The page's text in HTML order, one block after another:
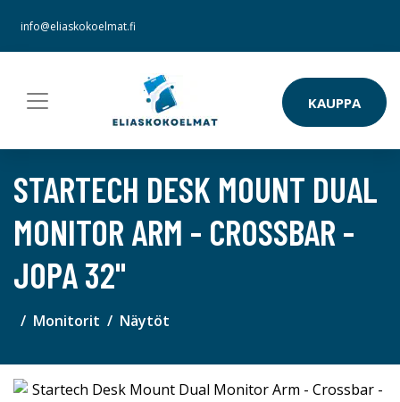
info@eliaskokoelmat.fi
KAUPPA
STARTECH DESK MOUNT DUAL
MONITOR ARM - CROSSBAR -
JOPA 32"
Monitorit Näytöt